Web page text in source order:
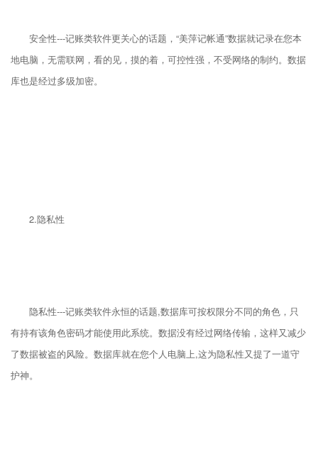
安全性---记账类软件更关心的话题，“美萍记帐通”数据就记录在您本
地电脑，无需联网，看的见，摸的着，可控性强，不受网络的制约。数据
库也是经过多级加密。
2.隐私性
隐私性---记账类软件永恒的话题,数据库可按权限分不同的角色，只
有持有该角色密码才能使用此系统。数据没有经过网络传输，这样又减少
了数据被盗的风险。数据库就在您个人电脑上,这为隐私性又提了一道守
护神。